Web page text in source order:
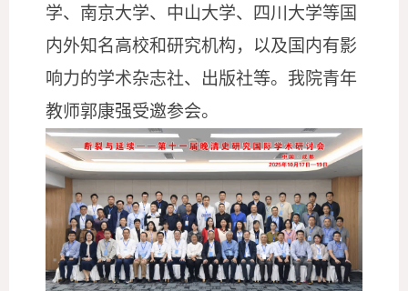
学、南京大学、中山大学、四川大学等国
内外知名高校和研究机构，以及国内有影
响力的学术杂志社、出版社等。我院青年
教师郭康强受邀参会。